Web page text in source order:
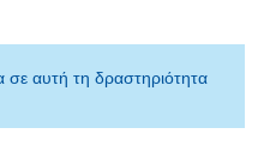
σε αυτή τη δραστηριότητα